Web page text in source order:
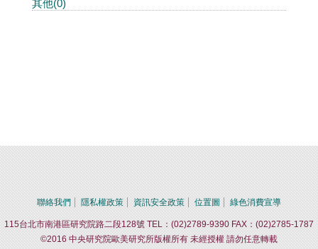
其他(0)
聯絡我們 隱私權政策 資訊安全政策 位置圖 綠色消費宣導
115台北市南港區研究院路二段128號 TEL：(02)2789-9390 FAX：(02)2785-1787
©2016 中央研究院歐美研究所版權所有 未經授權 請勿任意轉載